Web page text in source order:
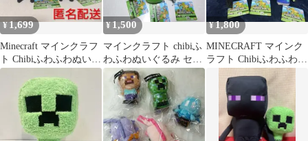
¥1,699
Minecraft マインクラフ
ト Chibiふわふわぬいぐ
るみ 2個セット
¥1,500
マインクラフト chibiふ
わふわぬいぐるみ セッ
ト
¥1,800
MINECRAFT マインク
ラフト Chibiふわふわぬ
いぐるみ 3種コンプ品